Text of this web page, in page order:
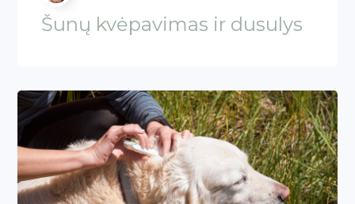
Šunų kvėpavimas ir dusulys